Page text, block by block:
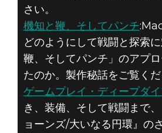
さい。
機知と鞭、そしてパンチ
どのようにして戦闘と探索
鞭、そしてパンチ」のアプ
たのか。製作秘話をご覧くだ
ゲームプレイ・ディープダ
き、装備、そして戦闘まで
ョーンズ/大いなる円環』の